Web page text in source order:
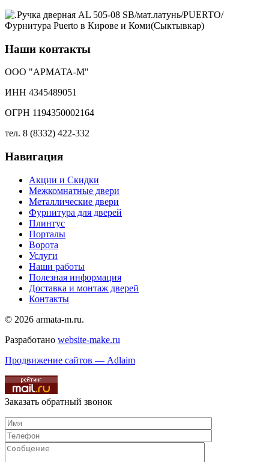
Наши контакты
ООО "АРМАТА-М"
ИНН 4345489051
ОГРН 1194350002164
тел. 8 (8332) 422-332
Навигация
Акции и Скидки
Межкомнатные двери
Металлические двери
Фурнитура для дверей
Плинтус
Порталы
Ворота
Услуги
Наши работы
Полезная информация
Доставка и монтаж дверей
Контакты
© 2026 armata-m.ru.
Разработано website-make.ru
Продвижение сайтов — Adlaim
Заказать обратный звонок